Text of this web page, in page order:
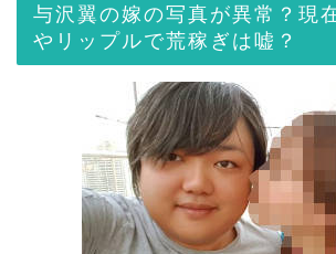
与沢翼の嫁の写真が異常？現
やリップルで荒稼ぎは嘘？